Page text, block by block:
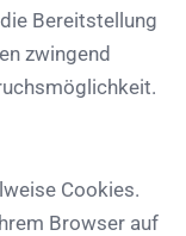
Bereitstellung
zwingend
Cookies.
Browser auf